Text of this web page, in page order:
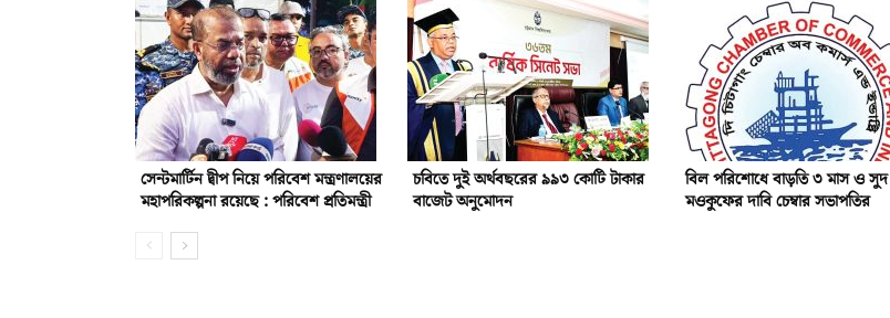
সেন্টমার্টিন দ্বীপ নিয়ে পরিবেশ মন্ত্রণালয়ের
মহাপরিকল্পনা রয়েছে : পরিবেশ প্রতিমন্ত্রী
চবিতে দুই অর্থবছরের ৯৯৩ কোটি টাকার
বাজেট অনুমোদন
বিল পরিশোধে বাড়তি ৩ মাস ও সুদ
মওকুফের দাবি চেম্বার সভাপতির